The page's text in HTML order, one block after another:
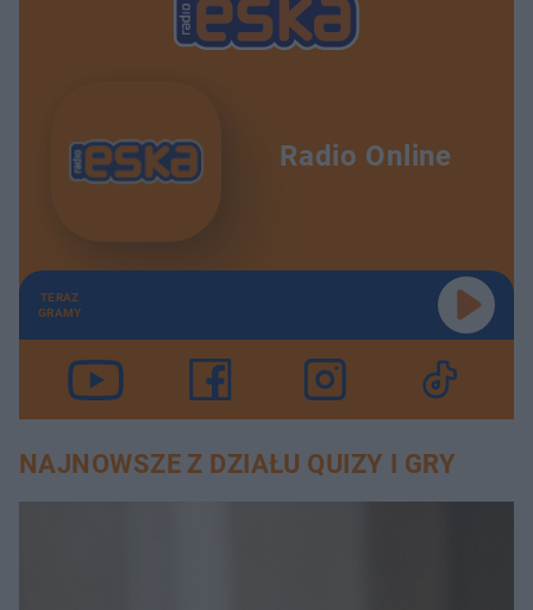
Radio Online
TERAZ
GRAMY
NAJNOWSZE Z DZIAŁU QUIZY I GRY